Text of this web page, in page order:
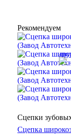
Рекомендуем
Сцепки
Сцепка